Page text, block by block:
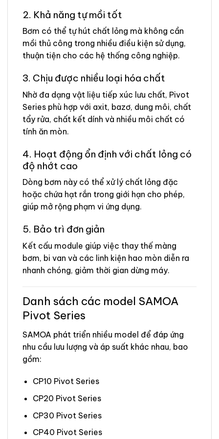
2. Khả năng tự mồi tốt
Bơm có thể tự hút chất lỏng mà không cần
mồi thủ công trong nhiều điều kiện sử dụng,
thuận tiện cho các hệ thống công nghiệp.
3. Chịu được nhiều loại hóa chất
Nhờ đa dạng vật liệu tiếp xúc lưu chất, Pivot
Series phù hợp với axit, bazơ, dung môi, chất
tẩy rửa, chất kết dính và nhiều môi chất có
tính ăn mòn.
4. Hoạt động ổn định với chất lỏng có
độ nhớt cao
Dòng bơm này có thể xử lý chất lỏng đặc
hoặc chứa hạt rắn trong giới hạn cho phép,
giúp mở rộng phạm vi ứng dụng.
5. Bảo trì đơn giản
Kết cấu module giúp việc thay thế màng
bơm, bi van và các linh kiện hao mòn diễn ra
nhanh chóng, giảm thời gian dừng máy.
Danh sách các model SAMOA
Pivot Series
SAMOA phát triển nhiều model để đáp ứng
nhu cầu lưu lượng và áp suất khác nhau, bao
gồm:
CP10 Pivot Series
CP20 Pivot Series
CP30 Pivot Series
CP40 Pivot Series